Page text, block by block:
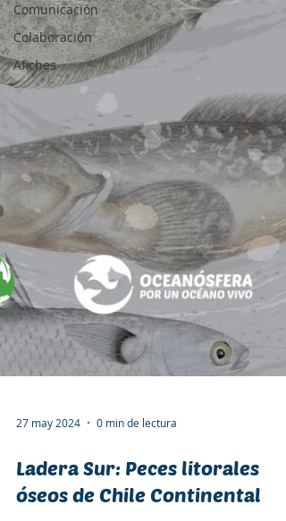
Comunicación
Colaboración
Afiches
27 may 2024 0 min de lectura
Ladera Sur: Peces litorales